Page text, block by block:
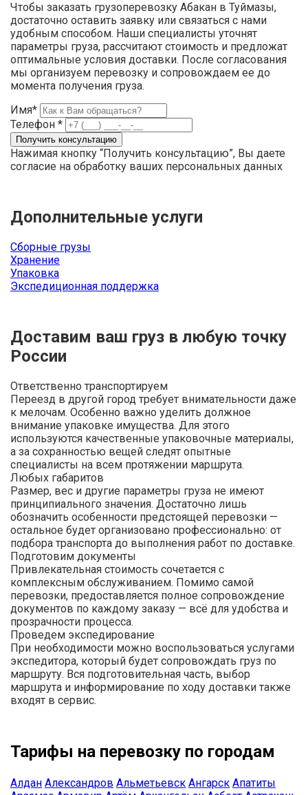
Чтобы заказать грузоперевозку Абакан в Туймазы,
достаточно оставить заявку или связаться с нами
удобным способом. Наши специалисты уточнят
параметры груза, рассчитают стоимость и предложат
оптимальные условия доставки. После согласования
мы организуем перевозку и сопровождаем ее до
момента получения груза.
Имя*
Телефон *
Нажимая кнопку “Получить консультацию”, Вы даете
согласие на обработку ваших персональных данных
Дополнительные услуги
Сборные грузы
Хранение
Упаковка
Экспедиционная поддержка
Доставим ваш груз в любую точку
России
Ответственно транспортируем
Переезд в другой город требует внимательности даже
к мелочам. Особенно важно уделить должное
внимание упаковке имущества. Для этого
используются качественные упаковочные материалы,
а за сохранностью вещей следят опытные
специалисты на всем протяжении маршрута.
Любых габаритов
Размер, вес и другие параметры груза не имеют
принципиального значения. Достаточно лишь
обозначить особенности предстоящей перевозки —
остальное будет организовано профессионально: от
подбора транспорта до выполнения работ по доставке.
Подготовим документы
Привлекательная стоимость сочетается с
комплексным обслуживанием. Помимо самой
перевозки, предоставляется полное сопровождение
документов по каждому заказу — всё для удобства и
прозрачности процесса.
Проведем экспедирование
При необходимости можно воспользоваться услугами
экспедитора, который будет сопровождать груз по
маршруту. Вся подготовительная часть, выбор
маршрута и информирование по ходу доставки также
входят в сервис.
Тарифы на перевозку по городам
Алдан Александров Альметьевск Ангарск Апатиты